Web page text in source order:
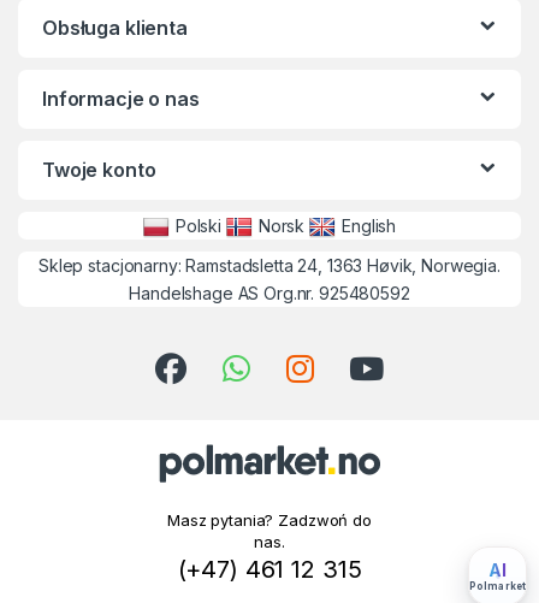
Obsługa klienta
Informacje o nas
Twoje konto
Polski Norsk
English
Sklep stacjonarny: Ramstadsletta 24, 1363 Høvik, Norwegia.
Handelshage AS Org.nr. 925480592
Masz pytania? Zadzwoń do
nas.
(+47) 461 12 315 AI
Polmarket